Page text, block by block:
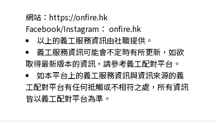
網站：https://onfire.hk
Facebook/Instagram： onfire.hk
以上的義工服務資訊由社職提供。
義工服務資訊可能會不定時有所更新，如欲
取得最新版本的資訊，請參考義工配對平台。
如本平台上的義工服務資訊與資訊來源的義
工配對平台有任何抵觸或不相符之處，所有資訊
皆以義工配對平台為準。